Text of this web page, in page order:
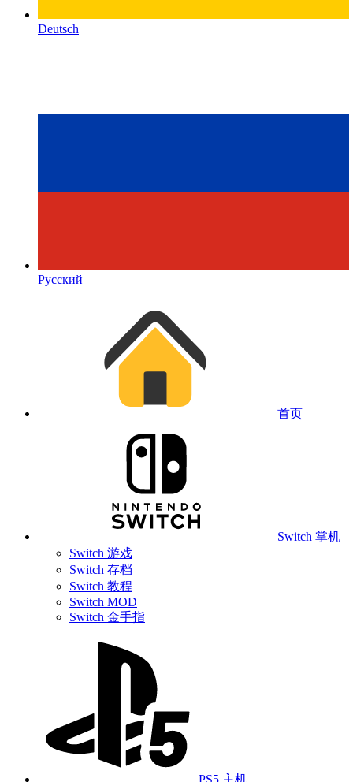
Deutsch
Русский
首页
Switch 掌机
Switch 游戏
Switch 存档
Switch 教程
Switch MOD
Switch 金手指